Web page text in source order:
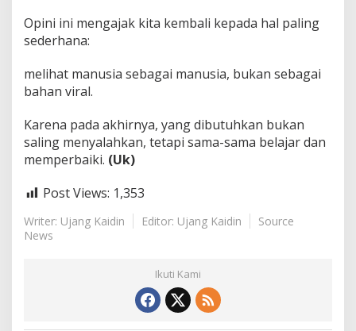
Opini ini mengajak kita kembali kepada hal paling
sederhana:
melihat manusia sebagai manusia, bukan sebagai
bahan viral.
Karena pada akhirnya, yang dibutuhkan bukan
saling menyalahkan, tetapi sama-sama belajar dan
memperbaiki. (Uk)
Post Views: 1,353
Writer: Ujang Kaidin Editor: Ujang Kaidin
Source
News
Ikuti Kami